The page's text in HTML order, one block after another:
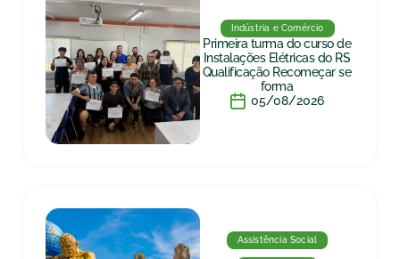
Indústria e Comércio
Primeira turma do curso de
Instalações Elétricas do RS
Qualificação Recomeçar se
forma
05/08/2026
Assistência Social